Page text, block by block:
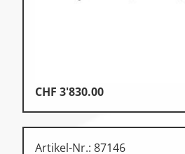
CHF 3'830.00
Artikel-Nr.: 87146